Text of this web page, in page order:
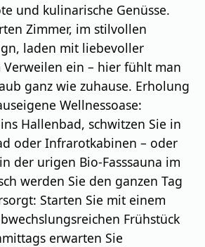
und kulinarische Genüsse.
Zimmer, im stilvollen
laden mit liebevoller
ein – hier fühlt man
ganz wie zuhause. Erholung
Wellnessoase:
Hallenbad, schwitzen Sie in
oder Infrarotkabinen – oder
der urigen Bio-Fasssauna im
werden Sie den ganzen Tag
Starten Sie mit einem
Frühstück
erwarten Sie